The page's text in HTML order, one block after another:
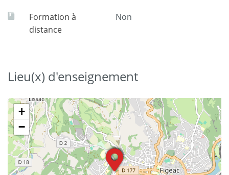
Formation à
distance
Non
Lieu(x) d'enseignement
+
−